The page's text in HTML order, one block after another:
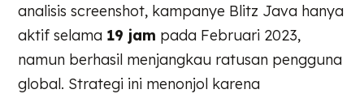
analisis screenshot, kampanye Blitz Java hanya
aktif selama 19 jam pada Februari 2023,
namun berhasil menjangkau ratusan pengguna
global. Strategi ini menonjol karena